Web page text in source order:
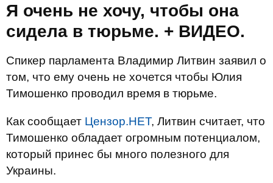
Я очень не хочу, чтобы она
сидела в тюрьме. + ВИДЕО.
Спикер парламента Владимир Литвин заявил о
том, что ему очень не хочется чтобы Юлия
Тимошенко проводил время в тюрьме.
Как сообщает Цензор.НЕТ, Литвин считает, что
Тимошенко обладает огромным потенциалом,
который принес бы много полезного для
Украины.